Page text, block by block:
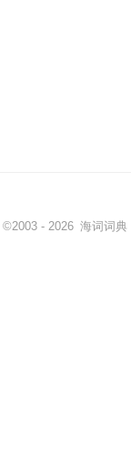
©2003 - 2026 海词词典